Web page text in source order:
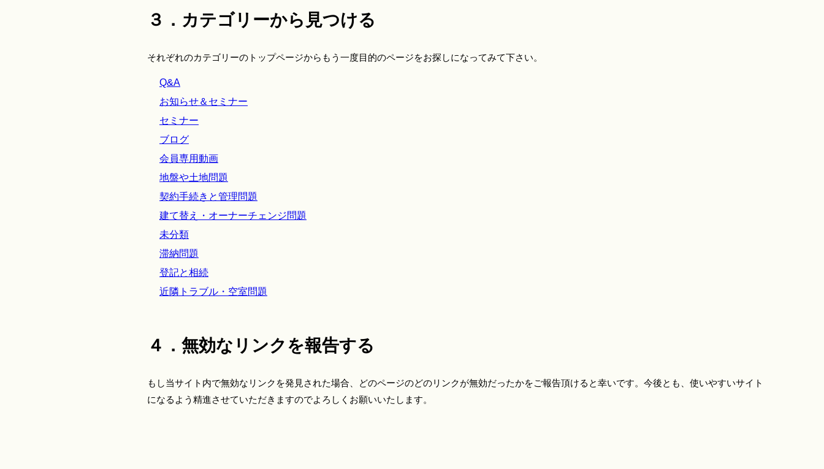
３．カテゴリーから見つける
それぞれのカテゴリーのトップページからもう一度目的のページをお探しになってみて下さい。
Q&A
お知らせ＆セミナー
セミナー
ブログ
会員専用動画
地盤や土地問題
契約手続きと管理問題
建て替え・オーナーチェンジ問題
未分類
滞納問題
登記と相続
近隣トラブル・空室問題
４．無効なリンクを報告する
もし当サイト内で無効なリンクを発見された場合、どのページのどのリンクが無効だったかをご報告頂けると幸いです。今後とも、使いやすいサイト
になるよう精進させていただきますのでよろしくお願いいたします。